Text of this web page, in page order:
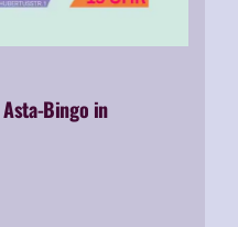
Asta-Bingo in